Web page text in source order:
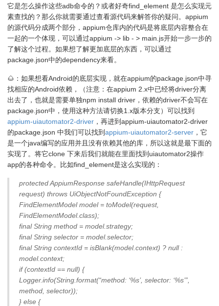
它是怎么操作这些adb命令的？或者好奇find_element 是怎么实现元
素查找的？那么你就需要通过查看源代码来解答你的疑问。appium
的源代码分成两个部分，appium仓库内的代码是将底层内容整合在
一起的一个体现，可以通过appium -> lib - > main.js开始一步一步的
了解这个过程。如果想了解更加底层的东西，可以通过
package.json中的dependency来看。
🌰：如果想看Android的底层实现，就在appium的package.json中寻
找相应的Android依赖，（注意：在appium 2.x中已经将driver分离
出去了，也就是需要单独npm install driver，依赖的driver不会写在
package.json中，使用这种方法请切换1.x版本分支）可以找到
appium-uiautomator2-driver ，再进到appium-uiautomator2-driver
的package.json 中我们可以找到appium-uiautomator2-server ，它
是一个java编写的应用并且没有依赖其他的库，所以这就是最下面的
实现了。将它clone 下来后我们就能在里面找到uiautomator2操作
app的各种命令。比如find_element是这么实现的：
protected AppiumResponse safeHandle(IHttpRequest
request) throws UiObjectNotFoundException {
FindElementModel model = toModel(request,
FindElementModel.class);
final String method = model.strategy;
final String selector = model.selector;
final String contextId = isBlank(model.context) ? null :
model.context;
if (contextId == null) {
Logger.info(String.format(“method: ‘%s’, selector: ‘%s’”,
method, selector));
} else {